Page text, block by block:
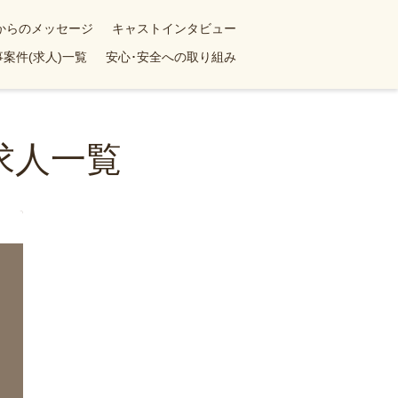
らのメッセージ
キャストインタビュー
案件(求人)一覧
安心･安全への取り組み
人一覧